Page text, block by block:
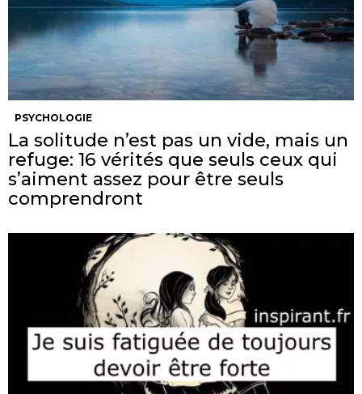
PSYCHOLOGIE
La solitude n’est pas un vide, mais un
refuge: 16 vérités que seuls ceux qui
s’aiment assez pour être seuls
comprendront